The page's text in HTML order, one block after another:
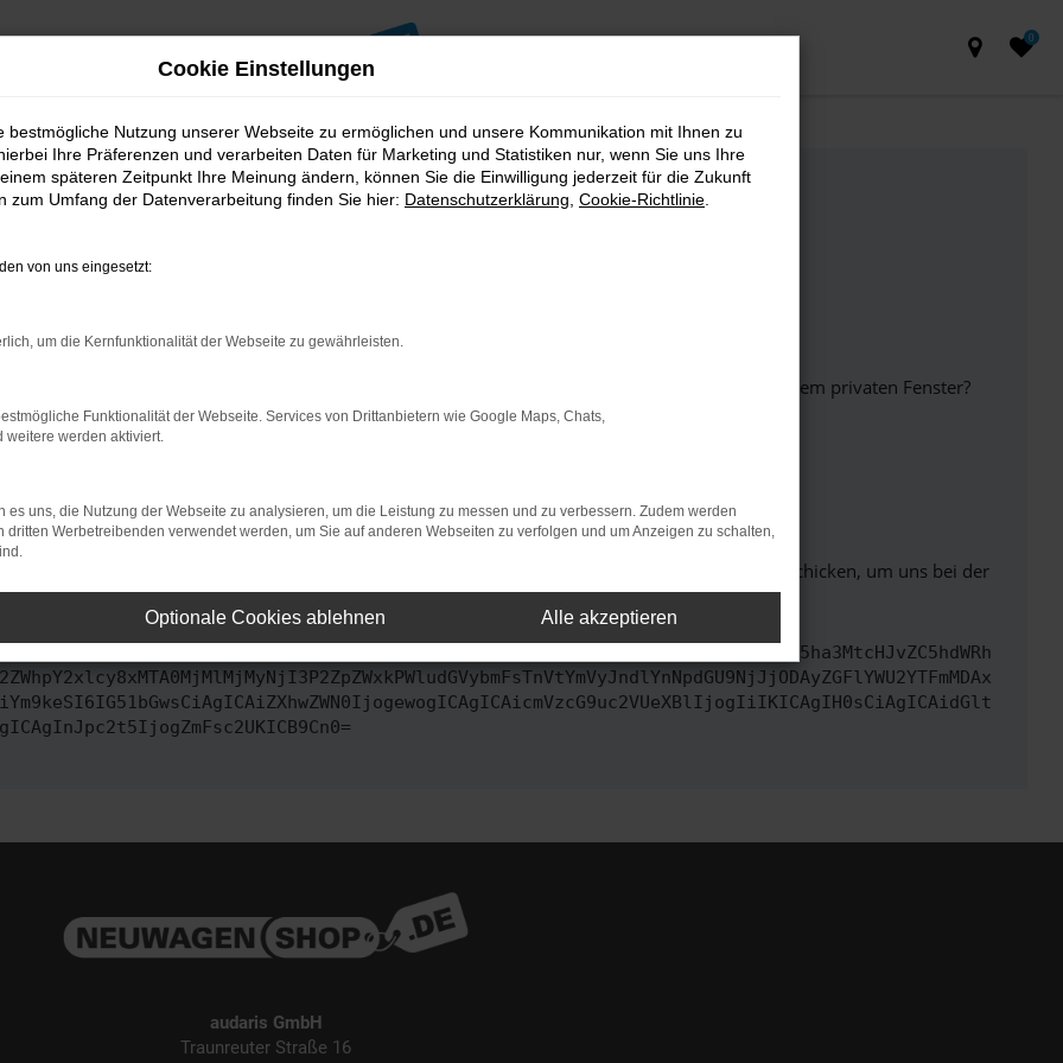
0
bestimmter Seiten verhindern. Funktioniert die Seite in einem anderen Browser oder in einem privaten Fenster?
beheben.
auf dem neuesten Stand sind.
kann auch dazu führen, dass bestimmte Funktionen nicht mehr unterstützt werden.
uns bitte. Wir werden versuchen, das Problem zu beheben. Du kannst uns diesen Text schicken, um uns bei der
audaris GmbH
Traunreuter Straße 16
Cookie Einstellungen
bestmögliche Nutzung unserer Webseite zu ermöglichen und unsere Kommunikation mit Ihnen zu
Ihre Präferenzen und verarbeiten Daten für Marketing und Statistiken nur, wenn Sie uns Ihre
späteren Zeitpunkt Ihre Meinung ändern, können Sie die Einwilligung jederzeit für die Zukunft
zum Umfang der Datenverarbeitung finden Sie hier: Datenschutzerklärung Cookie-Richtlinie
von uns eingesetzt:
um die Kernfunktionalität der Webseite zu gewährleisten.
Funktionalität der Webseite. Services von Drittanbietern wie Google Maps, Chats,
weitere werden aktiviert.
es uns, die Nutzung der Webseite zu analysieren, um die Leistung zu messen und zu verbessern. Zudem werden
dritten Werbetreibenden verwendet werden, um Sie auf anderen Webseiten zu verfolgen und um Anzeigen zu schalten,
Optionale Cookies ablehnen Alle akzeptieren